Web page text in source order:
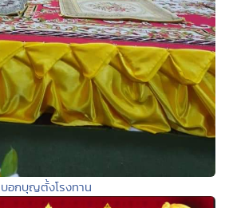
บอกบุญตั้งโรงทาน